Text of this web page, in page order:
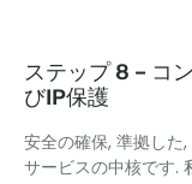
ステップ 8 – コ
びIP保護
安全の確保, 準拠した
サービスの中核です.